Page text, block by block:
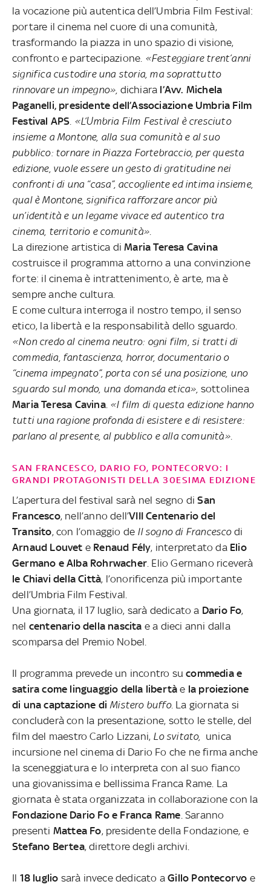
la vocazione più autentica dell’Umbria Film Festival:
portare il cinema nel cuore di una comunità,
trasformando la piazza in uno spazio di visione,
confronto e partecipazione. «Festeggiare trent’anni
significa custodire una storia, ma soprattutto
rinnovare un impegno», dichiara l’Avv. Michela
Paganelli, presidente dell’Associazione Umbria Film
Festival APS. «L’Umbria Film Festival è cresciuto
insieme a Montone, alla sua comunità e al suo
pubblico: tornare in Piazza Fortebraccio, per questa
edizione, vuole essere un gesto di gratitudine nei
confronti di una “casa”, accogliente ed intima insieme,
qual è Montone, significa rafforzare ancor più
un’identità e un legame vivace ed autentico tra
cinema, territorio e comunità».
La direzione artistica diMaria Teresa Cavina
costruisce il programma attorno a una convinzione
forte: il cinema è intrattenimento, è arte, ma è
sempre anche cultura.
E come cultura interroga il nostro tempo, il senso
etico, la libertà e la responsabilità dello sguardo.
«Non credo al cinema neutro: ogni film, si tratti di
commedia, fantascienza, horror, documentario o
“cinema impegnato”, porta con sé una posizione, uno
sguardo sul mondo, una domanda etica», sottolinea
Maria Teresa Cavina. «I film di questa edizione hanno
tutti una ragione profonda di esistere e di resistere:
parlano al presente, al pubblico e alla comunità».
SAN FRANCESCO, DARIO FO, PONTECORVO: I
GRANDI PROTAGONISTI DELLA 30ESIMA EDIZIONE
L’apertura del festival sarà nel segno diSan
Francesco, nell’anno dell’VIII Centenario del
Transito, con l’omaggio de Il sogno di Francescodi
Arnaud Louvet e Renaud Fély, interpretato da Elio
Germano e Alba Rohrwacher. Elio Germano riceverà
le Chiavi della Città, l’onorificenza più importante
dell’Umbria Film Festival.
Una giornata, il 17 luglio, sarà dedicato a Dario Fo,
nel centenario della nascita e a dieci anni dalla
scomparsa del Premio Nobel.
Il programma prevede un incontro sucommedia e
satira come linguaggio della libertàe la proiezione
di una captazione di Mistero buffo. La giornata si
concluderà con la presentazione, sotto le stelle, del
film del maestro Carlo Lizzani, Lo svitato, unica
incursione nel cinema di Dario Fo che ne firma anche
la sceneggiatura e lo interpreta con al suo fianco
una giovanissima e bellissima Franca Rame. La
giornata è stata organizzata in collaborazione con la
Fondazione Dario Fo e Franca Rame. Saranno
presenti Mattea Fo, presidente della Fondazione, e
Stefano Bertea, direttore degli archivi.
Il 18 luglio sarà invece dedicato aGillo Pontecorvo e